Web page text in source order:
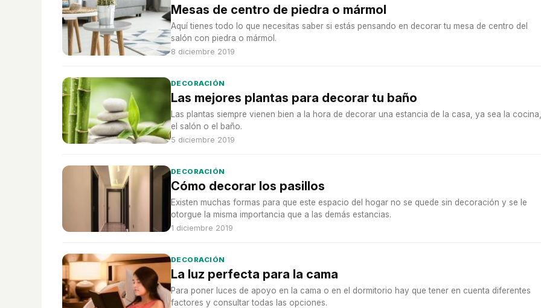
Mesas de centro de piedra o mármol
Aquí tienes todo lo que necesitas saber si estás pensando en decorar tu mesa de centro del
salón con piedra o mármol.
8 diciembre 2019
DECORACIÓN
Las mejores plantas para decorar tu baño
Las plantas siempre vienen bien a la hora de decorar una estancia de la casa, ya sea la cocina,
el salón o el baño.
5 diciembre 2019
DECORACIÓN
Cómo decorar los pasillos
Existen muchas formas para que este espacio del hogar no se quede sin decoración y se le
otorgue la misma importancia que a las demás estancias.
1 diciembre 2019
DECORACIÓN
La luz perfecta para la cama
Para poner luces de apoyo en la cama o en el dormitorio hay que tener en cuenta diferentes
factores y consultar todas las opciones.